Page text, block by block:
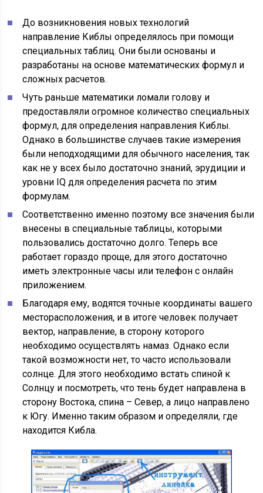
До возникновения новых технологий
направление Киблы определялось при помощи
специальных таблиц. Они были основаны и
разработаны на основе математических формул и
сложных расчетов.
Чуть раньше математики ломали голову и
предоставляли огромное количество специальных
формул, для определения направления Киблы.
Однако в большинстве случаев такие измерения
были неподходящими для обычного населения, так
как не у всех было достаточно знаний, эрудиции и
уровни IQ для определения расчета по этим
формулам.
Соответственно именно поэтому все значения были
внесены в специальные таблицы, которыми
пользовались достаточно долго. Теперь все
работает гораздо проще, для этого достаточно
иметь электронные часы или телефон с онлайн
приложением.
Благодаря ему, водятся точные координаты вашего
месторасположения, и в итоге человек получает
вектор, направление, в сторону которого
необходимо осуществлять намаз. Однако если
такой возможности нет, то часто использовали
солнце. Для этого необходимо встать спиной к
Солнцу и посмотреть, что тень будет направлена в
сторону Востока, спина – Север, а лицо направлено
к Югу. Именно таким образом и определяли, где
находится Кибла.